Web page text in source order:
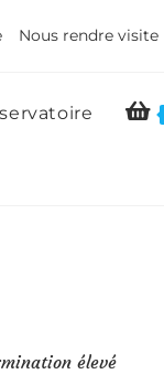
Nous rendre visite
élevé